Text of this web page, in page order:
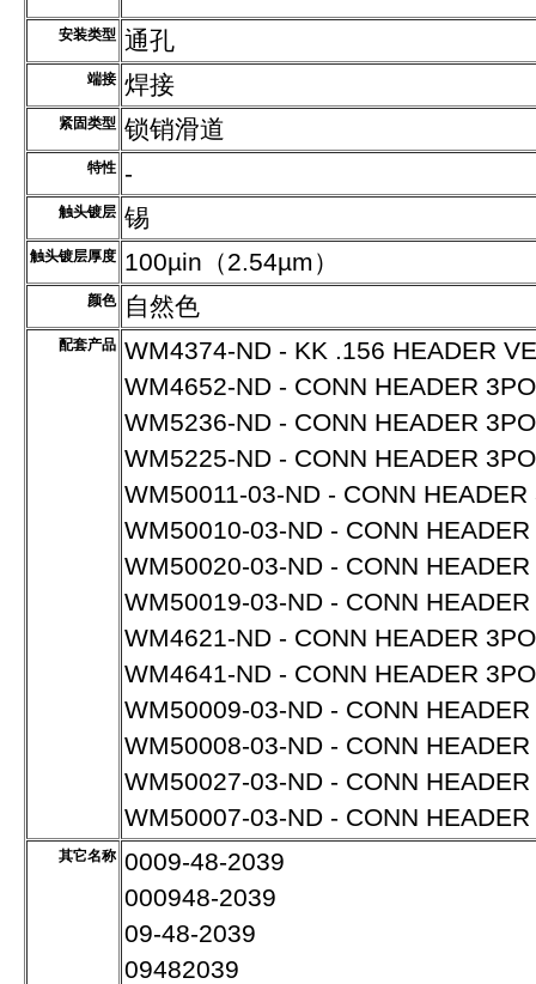
安装类型 通孔
端接 焊接
紧固类型 锁销滑道
特性 -
触头镀层 锡
触头镀层厚度 100µin（2.54µm）
颜色 自然色
配套产品 WM4374-ND - KK .156 HEADER
WM4652-ND - CONN HEADER
WM5236-ND - CONN HEADER
WM5225-ND - CONN HEADER
WM50011-03-ND - CONN
WM50010-03-ND - CONN
WM50020-03-ND - CONN
WM50019-03-ND - CONN
WM4621-ND - CONN HEADER
WM4641-ND - CONN HEADER
WM50009-03-ND - CONN
WM50008-03-ND - CONN
WM50027-03-ND - CONN
WM50007-03-ND - CONN
其它名称 0009-48-2039
000948-2039
09-48-2039
09482039